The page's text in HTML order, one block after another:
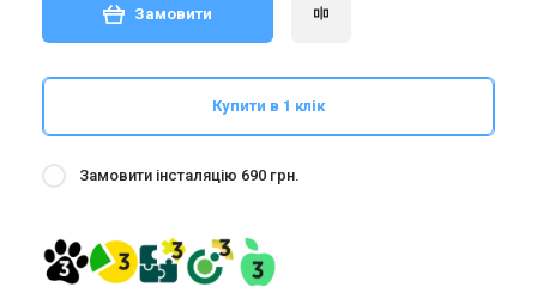
Замовити
Купити в 1 клік
Замовити інсталяцію 690 грн.